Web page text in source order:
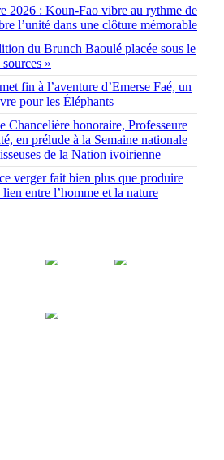
2026 : Koun-Fao vibre au rythme de
l’unité dans une clôture mémorable
du Brunch Baoulé placée sous le
»
fin à l’aventure d’Emerse Faé, un
pour les Éléphants
Chancelière honoraire, Professeure
en prélude à la Semaine nationale
de la Nation ivoirienne
verger fait bien plus que produire
entre l’homme et la nature